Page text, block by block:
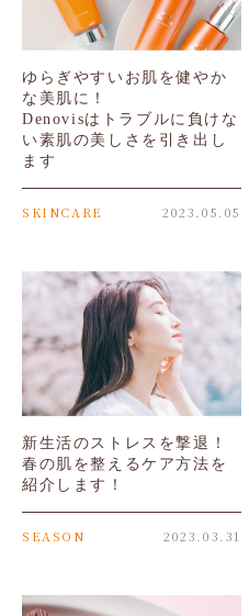
ゆらぎやすいお肌を健やか
な美肌に！
Denovisはトラブルに負けな
い素肌の美しさを引き出し
ます
SKINCARE 2023.05.05
新生活のストレスを撃退！
春の肌を整えるケア方法を
紹介します！
SEASON 2023.03.31